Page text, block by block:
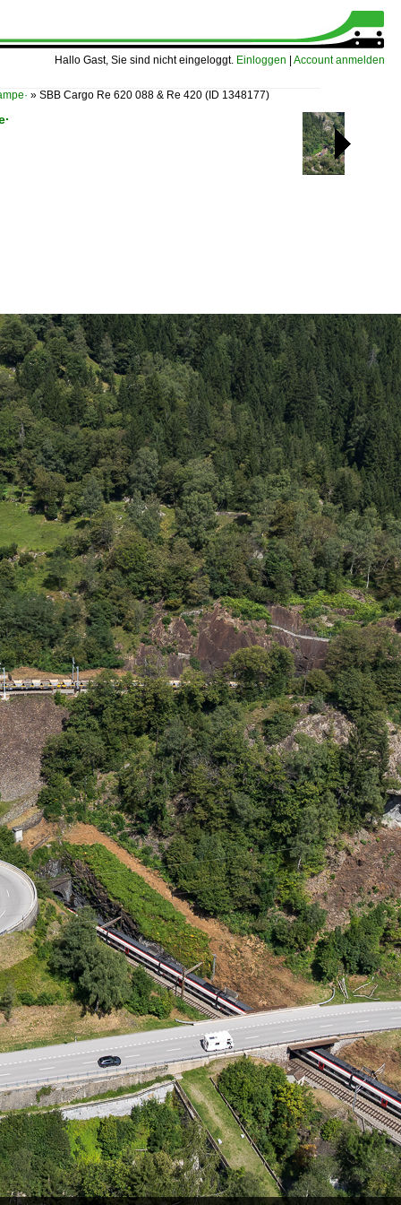
Hallo Gast, Sie sind nicht eingeloggt. Einloggen Account anmelden
» SBB Cargo Re 620 088 & Re 420 (ID 1348177)